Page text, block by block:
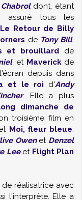
dont, étant
assuré tous les
Le Retour de Billy
de Tony Bill.
et brouillard de
, et Maverick de
depuis dans
et le roi d'Andy
. Elle a plus
dimanche de
troisième film en
Moi, fleur bleue.
Owenet Denzel
Leeet Flight Plan
réalisatrice avec
l'interprète. Elle a